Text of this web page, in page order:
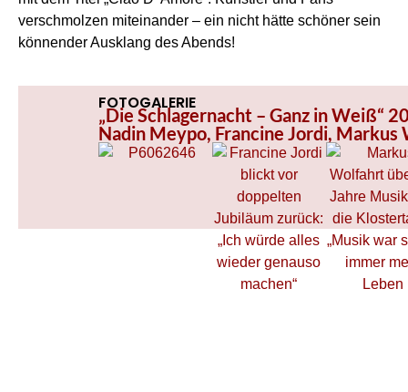
verschmolzen miteinander – ein nicht hätte schöner sein
könnender Ausklang des Abends!
FOTOGALERIE
„Die Schlagernacht – Ganz in Weiß“
Nadin Meypo, Francine Jordi, Markus